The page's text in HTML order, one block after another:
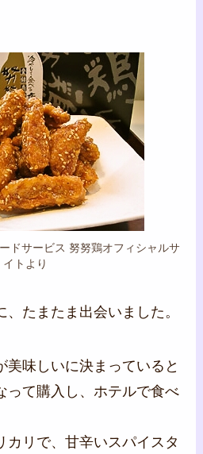
ドサービス 努努鶏オフィシャルサ
イトより
たまたま出会いました。
美味しいに決まっていると
って購入し、ホテルで食べ
カリで、甘辛いスパイスタ